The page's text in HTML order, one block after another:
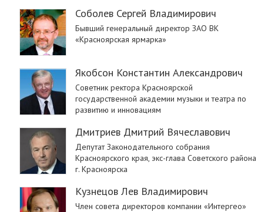
Соболев Сергей Владимирович
Бывший генеральный директор ЗАО ВК
«Красноярская ярмарка»
Якобсон Константин Александрович
Советник ректора Красноярской
государственной академии музыки и театра по
развитию и инновациям
Дмитриев Дмитрий Вячеславович
Депутат Законодательного собрания
Красноярского края, экс-глава Советского района
г. Красноярска
Кузнецов Лев Владимирович
Член совета директоров компании «Интергео»